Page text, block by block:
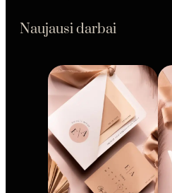
Naujausi darbai